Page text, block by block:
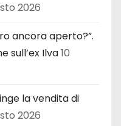
2026
ancora aperto?”.
sull’ex Ilva10
la vendita di
2026